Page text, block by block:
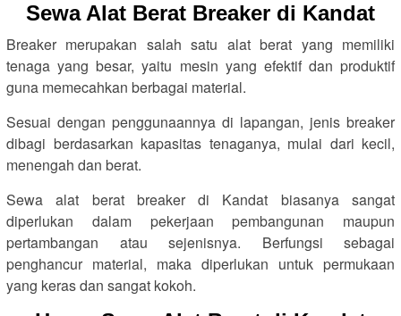
Sewa Alat Berat Breaker di Kandat
Breaker merupakan salah satu alat berat yang memiliki
tenaga yang besar, yaitu mesin yang efektif dan produktif
guna memecahkan berbagai material.
Sesuai dengan penggunaannya di lapangan, jenis breaker
dibagi berdasarkan kapasitas tenaganya, mulai dari kecil,
menengah dan berat.
Sewa alat berat breaker di Kandat biasanya sangat
diperlukan dalam pekerjaan pembangunan maupun
pertambangan atau sejenisnya. Berfungsi sebagai
penghancur material, maka diperlukan untuk permukaan
yang keras dan sangat kokoh.